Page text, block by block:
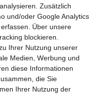
Zusätzlich
und/oder Google Analytics
Über unsere
blockieren.
Ihrer Nutzung unserer
Medien, Werbung und
diese Informationen
die Sie
Ihrer Nutzung der